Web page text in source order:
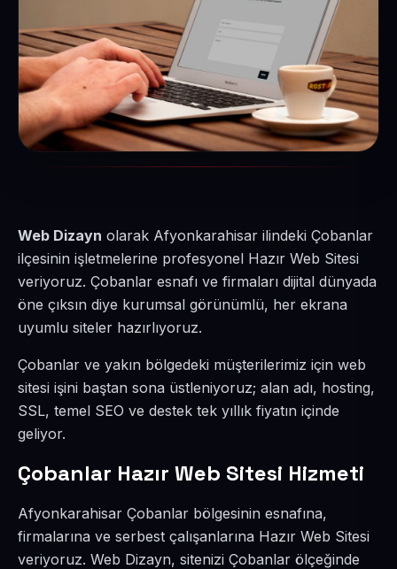
Web Dizayn olarak Afyonkarahisar ilindeki Çobanlar
ilçesinin işletmelerine profesyonel Hazır Web Sitesi
veriyoruz. Çobanlar esnafı ve firmaları dijital dünyada
öne çıksın diye kurumsal görünümlü, her ekrana
uyumlu siteler hazırlıyoruz.
Çobanlar ve yakın bölgedeki müşterilerimiz için web
sitesi işini baştan sona üstleniyoruz; alan adı, hosting,
SSL, temel SEO ve destek tek yıllık fiyatın içinde
geliyor.
Çobanlar Hazır Web Sitesi Hizmeti
Afyonkarahisar Çobanlar bölgesinin esnafına,
firmalarına ve serbest çalışanlarına Hazır Web Sitesi
veriyoruz. Web Dizayn, sitenizi Çobanlar ölçeğinde